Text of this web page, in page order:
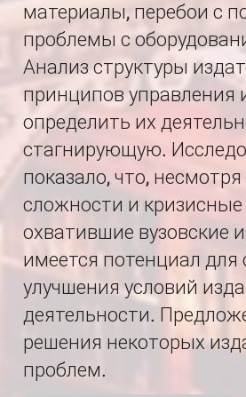
материалы, перебои с
проблемы с
Анализ структуры
принципов управления
определить их
стагнирующую.
показало, что, несмотря
сложности и
охватившие вузовские
имеется потенциал для
улучшения условий
деятельности.
решения некоторых
проблем.